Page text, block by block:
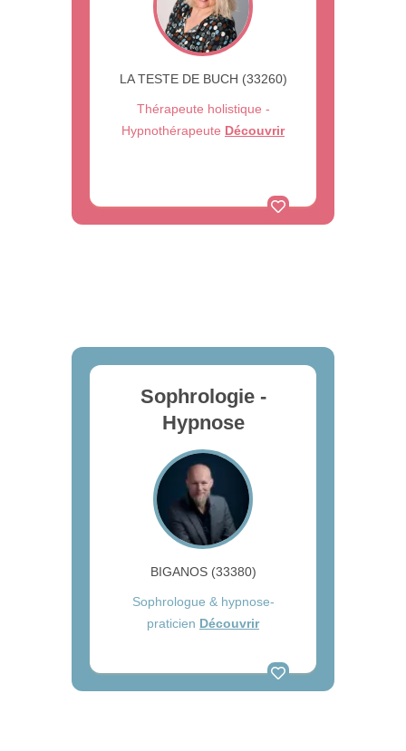
LA TESTE DE BUCH (33260)
Thérapeute holistique -
Hypnothérapeute Découvrir
Sophrologie -
Hypnose
BIGANOS (33380)
Sophrologue & hypnose-
praticien Découvrir